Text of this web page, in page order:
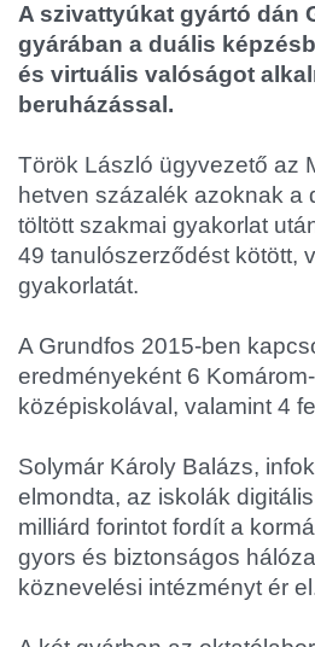
A szivattyúkat gyártó dán
gyárában a duális
és virtuális valóságot
beruházással.
Török László ügyvezető az
hetven százalék azoknak a
töltött szakmai gyakorlat
49 tanulószerződést kötött,
gyakorlatát.
A Grundfos 2015-ben
eredményeként 6
középiskolával, valamint 4
Solymár Károly Balázs,
elmondta, az iskolák
milliárd forintot fordít a
gyors és biztonságos
köznevelési intézményt ér